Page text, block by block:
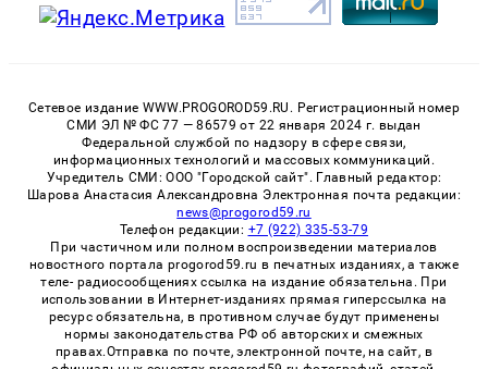
Сетевое издание WWW.PROGOROD59.RU. Регистрационный номер
СМИ ЭЛ № ФС 77 — 86579 от 22 января 2024 г. выдан
Федеральной службой по надзору в сфере связи,
информационных технологий и массовых коммуникаций.
Учредитель СМИ: ООО "Городской сайт". Главный редактор:
Шарова Анастасия Александровна Электронная почта редакции:
news@progorod59.ru
Телефон редакции: +7 (922) 335-53-79
При частичном или полном воспроизведении материалов
новостного портала progorod59.ru в печатных изданиях, а также
теле- радиосообщениях ссылка на издание обязательна. При
использовании в Интернет-изданиях прямая гиперссылка на
ресурс обязательна, в противном случае будут применены
нормы законодательства РФ об авторских и смежных
правах.Отправка по почте, электронной почте, на сайт, в